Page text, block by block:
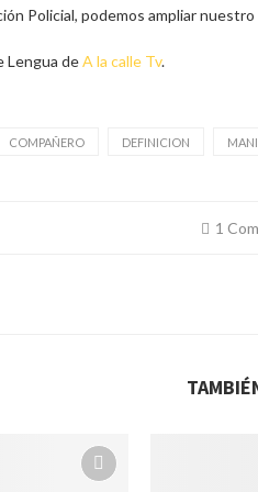
Policial, podemos ampliar
Lengua deA la calle Tv.
COMPAÑERO DEFINICION
1